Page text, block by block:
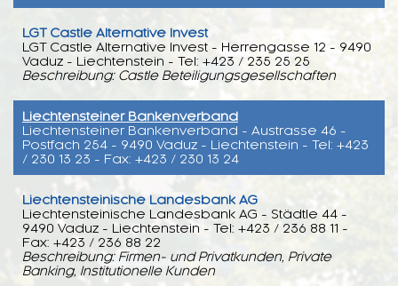
LGT Castle Alternative Invest
LGT Castle Alternative Invest - Herrengasse 12 - 9490
Vaduz - Liechtenstein - Tel: +423 / 235 25 25
Beschreibung: Castle Beteiligungsgesellschaften
Liechtensteiner Bankenverband
Liechtensteiner Bankenverband - Austrasse 46 -
Postfach 254 - 9490 Vaduz - Liechtenstein - Tel: +423
/ 230 13 23 - Fax: +423 / 230 13 24
Liechtensteinische Landesbank AG
Liechtensteinische Landesbank AG - Städtle 44 -
9490 Vaduz - Liechtenstein - Tel: +423 / 236 88 11 -
Fax: +423 / 236 88 22
Beschreibung: Firmen- und Privatkunden, Private
Banking, Institutionelle Kunden